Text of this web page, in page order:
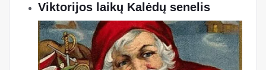
Viktorijos laikų Kalėdų senelis